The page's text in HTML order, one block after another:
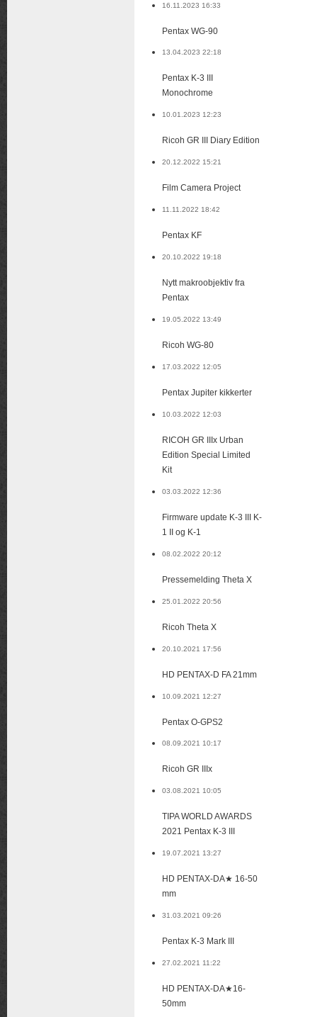
16.11.2023 16:33
Pentax WG-90
13.04.2023 22:18
Pentax K-3 III
Monochrome
10.01.2023 12:23
Ricoh GR III Diary Edition
20.12.2022 15:21
Film Camera Project
11.11.2022 18:42
Pentax KF
20.10.2022 19:18
Nytt makroobjektiv fra
Pentax
19.05.2022 13:49
Ricoh WG-80
17.03.2022 12:05
Pentax Jupiter kikkerter
10.03.2022 12:03
RICOH GR IIIx Urban
Edition Special Limited
Kit
03.03.2022 12:36
Firmware update K-3 III K-
1 II og K-1
08.02.2022 20:12
Pressemelding Theta X
25.01.2022 20:56
Ricoh Theta X
20.10.2021 17:56
HD PENTAX-D FA 21mm
10.09.2021 12:27
Pentax O-GPS2
08.09.2021 10:17
Ricoh GR IIIx
03.08.2021 10:05
TIPA WORLD AWARDS
2021 Pentax K-3 III
19.07.2021 13:27
HD PENTAX-DA★ 16-50
mm
31.03.2021 09:26
Pentax K-3 Mark III
27.02.2021 11:22
HD PENTAX-DA★16-
50mm